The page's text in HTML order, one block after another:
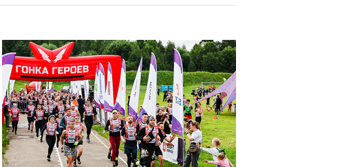
защиту дорог от БПЛА из
вчера, 20:00Зеленский 8
августа посетит Сербию с
официальным визитом
вчера, 19:58В Госдуму будет
внесен законопроект об
отмене ЕГЭ
вчера, 19:50Аэропорты Сочи и
Ярославля приостановили
работу